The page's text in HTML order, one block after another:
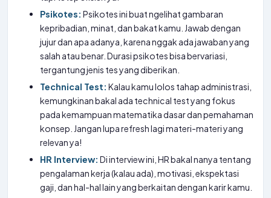
Psikotes: Psikotes ini buat ngelihat gambaran
kepribadian, minat, dan bakat kamu. Jawab dengan
jujur dan apa adanya, karena nggak ada jawaban yang
salah atau benar. Durasi psikotes bisa bervariasi,
tergantung jenis tes yang diberikan.
Technical Test: Kalau kamu lolos tahap administrasi,
kemungkinan bakal ada technical test yang fokus
pada kemampuan matematika dasar dan pemahaman
konsep. Jangan lupa refresh lagi materi-materi yang
relevan ya!
HR Interview: Di interview ini, HR bakal nanya tentang
pengalaman kerja (kalau ada), motivasi, ekspektasi
gaji, dan hal-hal lain yang berkaitan dengan karir kamu.